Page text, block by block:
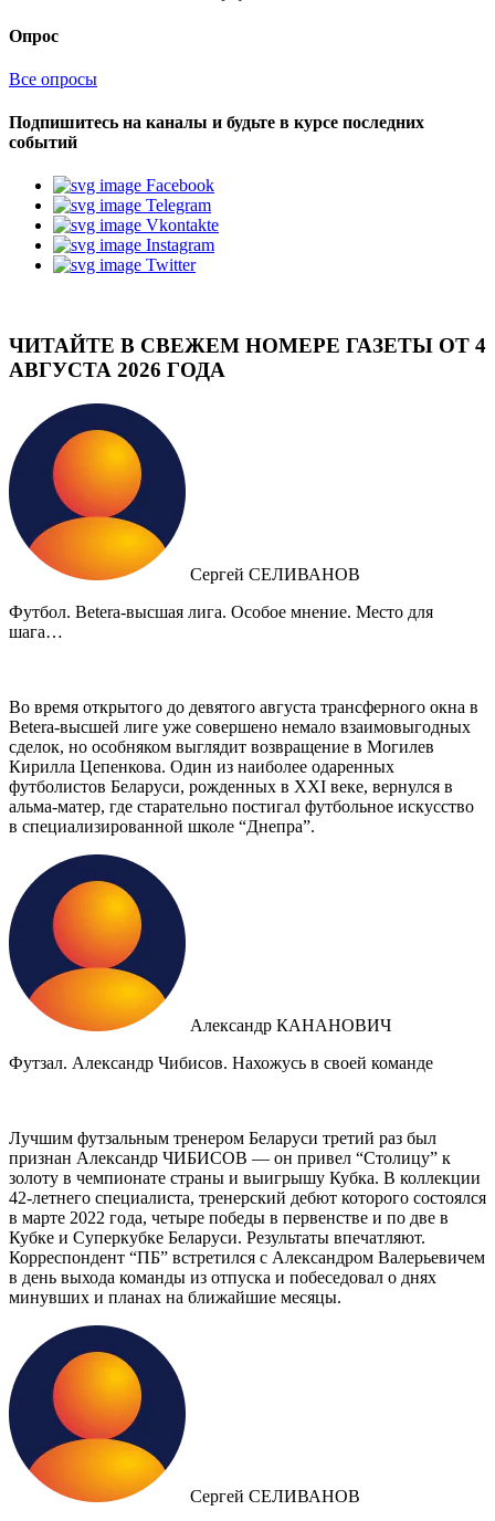
Опрос
Все опросы
Подпишитесь на каналы и будьте в курсе последних
событий
Facebook
Telegram
Vkontakte
Instagram
Twitter
ЧИТАЙТЕ В СВЕЖЕМ НОМЕРЕ ГАЗЕТЫ ОТ 4
АВГУСТА 2026 ГОДА
Сергей СЕЛИВАНОВ
Футбол. Betera-высшая лига. Особое мнение. Место для
шага…
Во время открытого до девятого августа трансферного окна в
Betera-высшей лиге уже совершено немало взаимовыгодных
сделок, но особняком выглядит возвращение в Могилев
Кирилла Цепенкова. Один из наиболее одаренных
футболистов Беларуси, рожденных в XXI веке, вернулся в
альма-матер, где старательно постигал футбольное искусство
в специализированной школе “Днепра”.
Александр КАНАНОВИЧ
Футзал. Александр Чибисов. Нахожусь в своей команде
Лучшим футзальным тренером Беларуси третий раз был
признан Александр ЧИБИСОВ — он привел “Столицу” к
золоту в чемпионате страны и выигрышу Кубка. В коллекции
42-летнего специалиста, тренерский дебют которого состоялся
в марте 2022 года, четыре победы в первенстве и по две в
Кубке и Суперкубке Беларуси. Результаты впечатляют.
Корреспондент “ПБ” встретился с Александром Валерьевичем
в день выхода команды из отпуска и побеседовал о днях
минувших и планах на ближайшие месяцы.
Сергей СЕЛИВАНОВ